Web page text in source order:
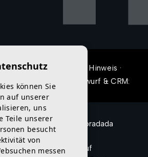
·Rechtlicher Hinweis ·
· Web-Karte
· Entwurf & CRM:
Mediaelx
Verkauf in Pilar de la Horadada
Spanien
Immobilie zum Verkauf
können Sie
auf unserer
uns
Teile unserer
besucht
von
messen